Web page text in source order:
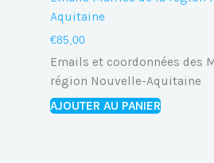
Aquitaine
€85,00
Emails et coordonnées des
région Nouvelle-Aquitaine
AJOUTER AU PANIER